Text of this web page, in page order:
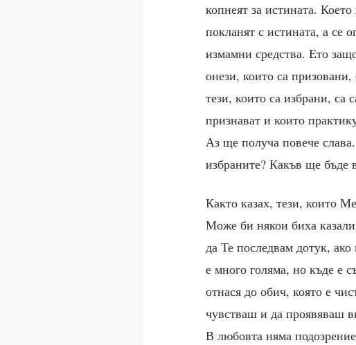
копнеят за истината.
покланят с истината, а се
измамни средства. Ето
онези, които са
тези, които са избрани, са
признават и които
Аз ще получа повече
избраните? Какъв ще бъде
Както казах, тези, които
Може би някои биха
да Те последвам дотук,
е много голяма, но къде е
отнася до обич, която е
чувстваш и да проявяваш
В любовта няма